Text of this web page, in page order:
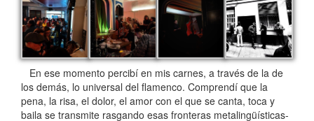
En ese momento percibí en mis carnes, a través de la de
los demás, lo universal del flamenco. Comprendí que la
pena, la risa, el dolor, el amor con el que se canta, toca y
baila se transmite rasgando esas fronteras metalingüísticas-